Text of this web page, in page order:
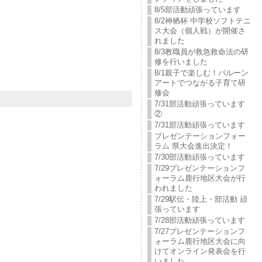
8/5部活動頑張っています
8/2神栖杯 中学校ソフトテニ
ス大会（個人戦）が開催さ
れました
8/3教職員が救急救命法の研
修を行いました
8/1親子で楽しむ！バルーン
アートでつながる子育て研
修会
7/31部活動頑張っています
②
7/31部活動頑張っています
プレゼンテーションフォー
ラム 県大会進出決定！
7/30部活動頑張っています
7/29プレゼンテーションフ
ォーラム鹿行地区大会が行
われました
7/29駅伝・陸上・部活動 頑
張っています
7/28部活動頑張っています
7/27プレゼンテーションフ
ォーラム鹿行地区大会に向
けてオンライン発表会を行